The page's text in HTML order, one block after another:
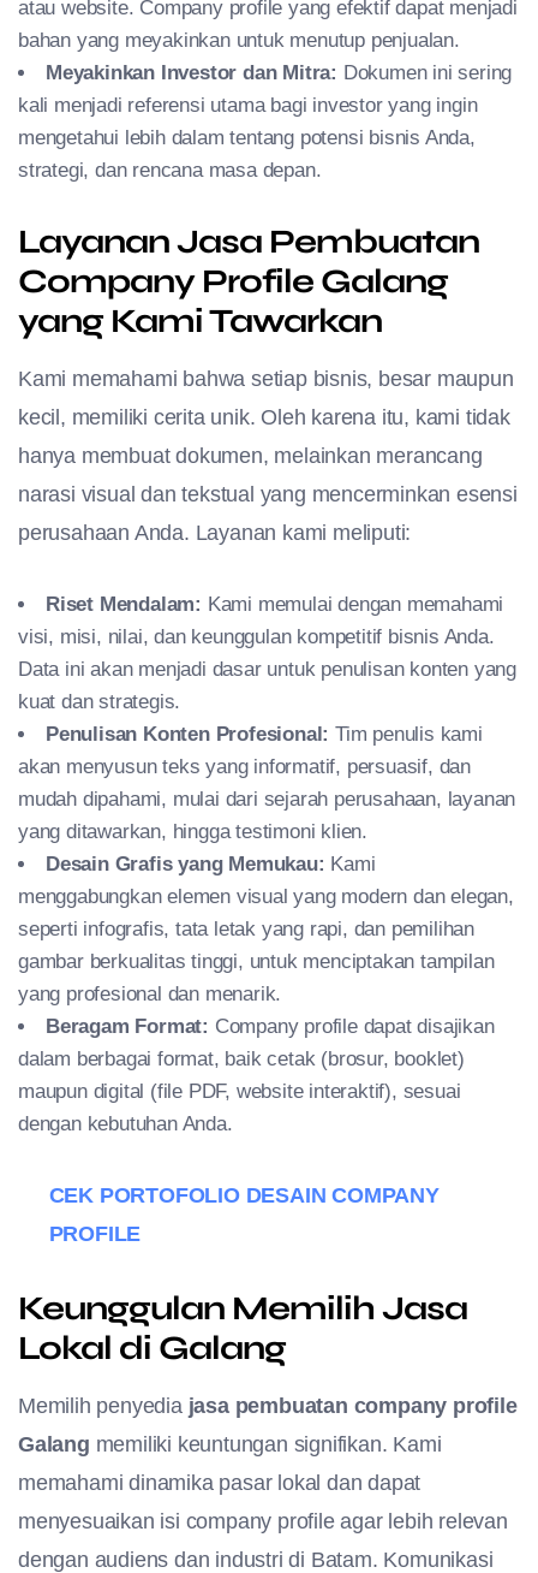
atau website. Company profile yang efektif dapat menjadi
bahan yang meyakinkan untuk menutup penjualan.
Meyakinkan Investor dan Mitra: Dokumen ini sering
kali menjadi referensi utama bagi investor yang ingin
mengetahui lebih dalam tentang potensi bisnis Anda,
strategi, dan rencana masa depan.
Layanan Jasa Pembuatan
Company Profile Galang
yang Kami Tawarkan
Kami memahami bahwa setiap bisnis, besar maupun
kecil, memiliki cerita unik. Oleh karena itu, kami tidak
hanya membuat dokumen, melainkan merancang
narasi visual dan tekstual yang mencerminkan esensi
perusahaan Anda. Layanan kami meliputi:
Riset Mendalam: Kami memulai dengan memahami
visi, misi, nilai, dan keunggulan kompetitif bisnis Anda.
Data ini akan menjadi dasar untuk penulisan konten yang
kuat dan strategis.
Penulisan Konten Profesional: Tim penulis kami
akan menyusun teks yang informatif, persuasif, dan
mudah dipahami, mulai dari sejarah perusahaan, layanan
yang ditawarkan, hingga testimoni klien.
Desain Grafis yang Memukau: Kami
menggabungkan elemen visual yang modern dan elegan,
seperti infografis, tata letak yang rapi, dan pemilihan
gambar berkualitas tinggi, untuk menciptakan tampilan
yang profesional dan menarik.
Beragam Format: Company profile dapat disajikan
dalam berbagai format, baik cetak (brosur, booklet)
maupun digital (file PDF, website interaktif), sesuai
dengan kebutuhan Anda.
CEK PORTOFOLIO DESAIN COMPANY
PROFILE
Keunggulan Memilih Jasa
Lokal di Galang
Memilih penyedia jasa pembuatan company profile
Galang memiliki keuntungan signifikan. Kami
memahami dinamika pasar lokal dan dapat
menyesuaikan isi company profile agar lebih relevan
dengan audiens dan industri di Batam. Komunikasi